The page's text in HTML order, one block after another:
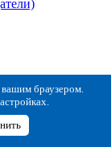
браузером.